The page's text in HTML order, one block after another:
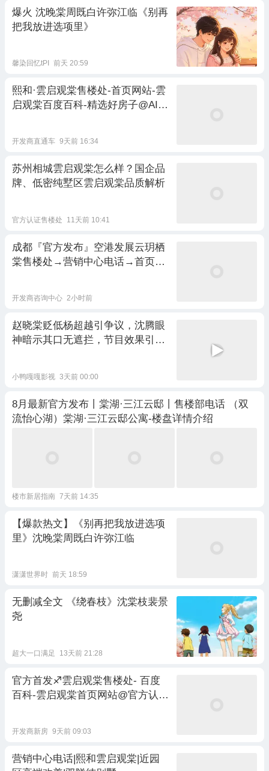
爆火 沈晚棠周既白许弥江临《别再
把我放进选项里》
馨染回忆tPI 前天 20:59
熙和·雲启观棠售楼处-首页网站-雲
启观棠百度百科-精选好房子@AI热
开发商直通车 9天前 16:34
苏州相城雲启观棠怎么样？国企品
牌、低密纯墅区雲启观棠品质解析
官方认证售楼处 11天前 10:41
成都『官方发布』空港发展云玥栖
棠售楼处→营销中心电话→首页网
开发商咨询中心 2小时前
赵晓棠贬低杨超越引争议，沈腾眼
神暗示其口无遮拦，节目效果引反
小鸭嘎嘎影视 3天前 00:00
8月最新官方发布丨棠湖·三江云邸丨售楼部电话 （双
流怡心湖）棠湖·三江云邸公寓-楼盘详情介绍
楼市新居指南 7天前 14:35
【爆款热文】《别再把我放进选项
里》沈晚棠周既白许弥江临
潇潇世界时 前天 18:59
无删减全文 《绕春枝》沈棠枝裴景
尧
超大一口满足 13天前 21:28
官方首发♐雲启观棠售楼处- 百度
百科-雲启观棠首页网站@官方认
开发商新房 9天前 09:03
营销中心电话|熙和雲启观棠|近园